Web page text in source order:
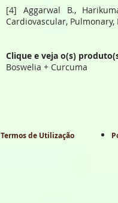
[4] Aggarwal B.,
Cardiovascular,
Clique e veja o(s)
Boswelia + Curcuma
Termos de Utilização